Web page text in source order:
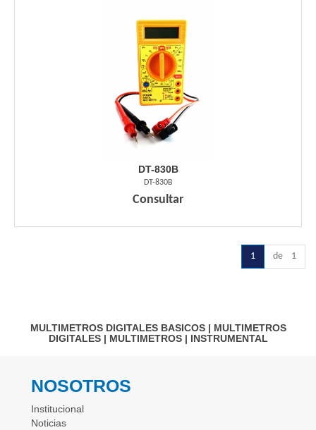
DT-830B
DT-830B
Consultar
1 de 1
MULTIMETROS DIGITALES BASICOS| MULTIMETROS
DIGITALES| MULTIMETROS| INSTRUMENTAL
NOSOTROS
Institucional
Noticias